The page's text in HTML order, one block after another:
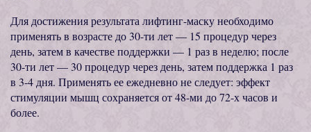
Для достижения результата лифтинг-маску необходимо
применять в возрасте до 30-ти лет — 15 процедур через
день, затем в качестве поддержки — 1 раз в неделю; после
30-ти лет — 30 процедур через день, затем поддержка 1 раз
в 3-4 дня. Применять ее ежедневно не следует: эффект
стимуляции мышц сохраняется от 48-ми до 72-х часов и
более.